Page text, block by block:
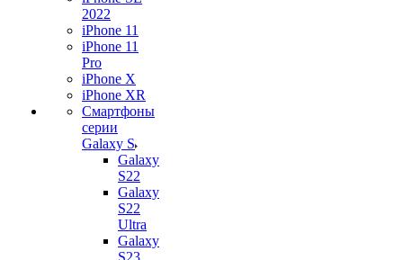
2022
iPhone 11
iPhone 11
Pro
iPhone X
iPhone XR
Смартфоны
серии
Galaxy S
Galaxy
S22
Galaxy
S22
Ultra
Galaxy
S23